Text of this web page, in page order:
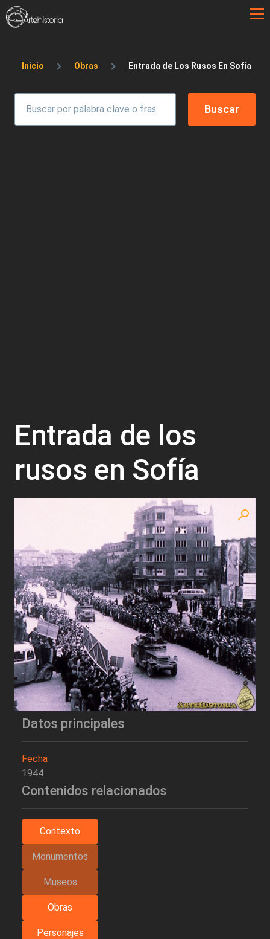
Pasar al contenido principal
Sobrescribir enlaces de ayuda a la
Inicio Obras Entrada de Los Rusos En Sofía
Entrada de los
rusos en Sofía
Datos principales
Fecha
1944
Contenidos relacionados
Contexto
Monumentos
Museos
Obras
Personajes